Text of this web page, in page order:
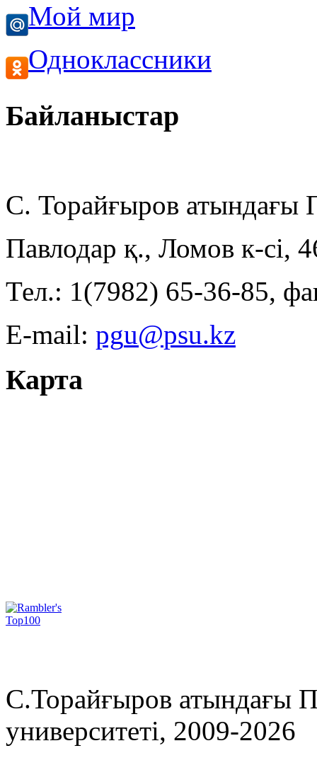
Мой мир
Одноклассники
Байланыстар
С. Торайғыров
Павлодар қ., Ломов к-сі,
Тел.: 1(7982) 65-36-85,
E-mail:
Карта
С.Торайғыров атындағы
университеті, 2009-2026